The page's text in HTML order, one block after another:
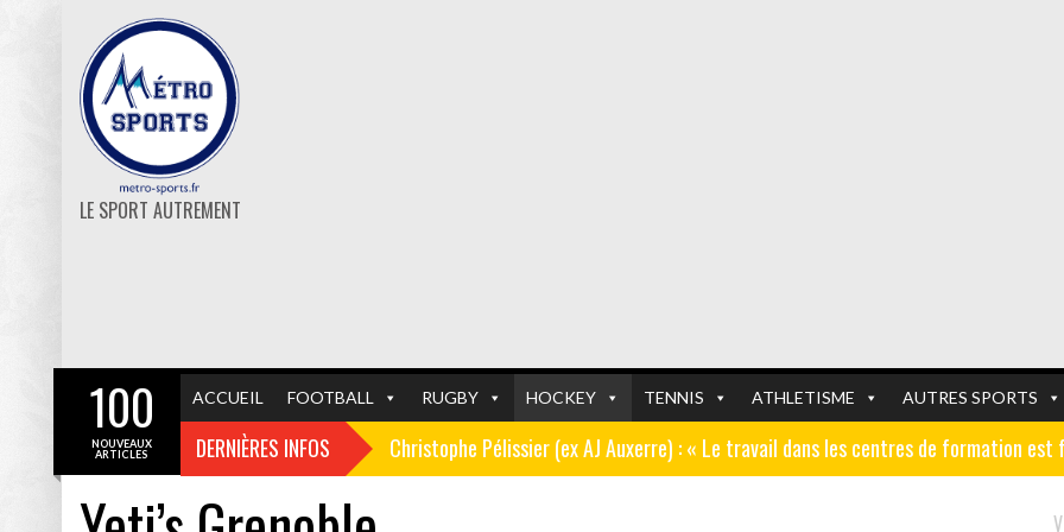
LE SPORT AUTREMENT
ACCUEIL FOOTBALL RUGBY HOCKEY TENNIS ATHLETISME AUTRES SPORTS
DERNIÈRES INFOS
Christophe Pélissier (ex AJ Auxerre) : « Le travail dans les centres de formation est
100
NOUVEAUX
ARTICLES
GF38